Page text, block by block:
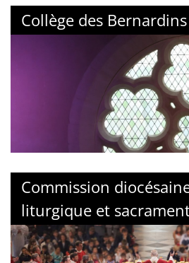
Collège des Bernardins
Commission
liturgique et